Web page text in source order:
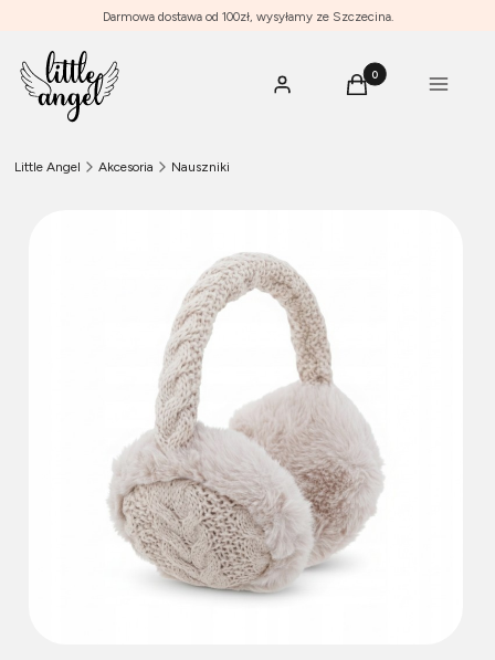
Darmowa dostawa od 100zł, wysyłamy ze Szczecina.
Zaloguj się Produkty w koszyku:
Koszyk Menu
Little Angel Akcesoria Nauszniki